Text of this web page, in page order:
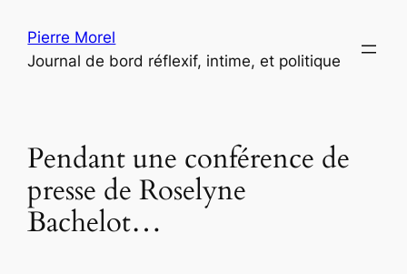
contenu
Pierre Morel
Journal de bord réflexif, intime, et politique
Pendant une conférence de
presse de Roselyne
Bachelot…